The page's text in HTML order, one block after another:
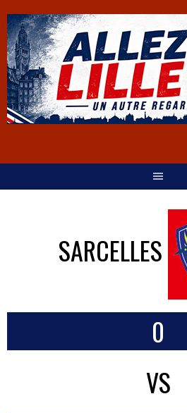
SARCELLES
0
VS